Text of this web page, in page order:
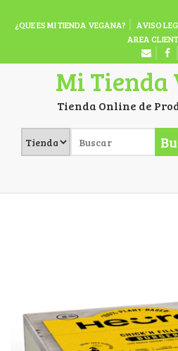
¿QUE ES MI TIENDA VEGANA? AVISO
AREA
Mi Tienda
Tienda Online de